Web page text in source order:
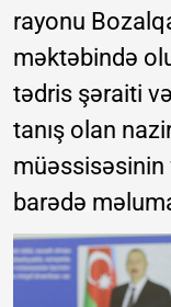
rayonu
məktəbində
tədris şəraiti
tanış olan
barədə